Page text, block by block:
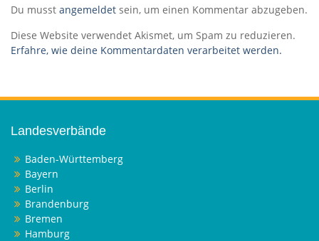
Du musst angemeldet sein, um einen Kommentar abzugeben.
Diese Website verwendet Akismet, um Spam zu reduzieren.
Erfahre, wie deine Kommentardaten verarbeitet werden.
Landesverbände
Baden-Württemberg
Bayern
Berlin
Brandenburg
Bremen
Hamburg